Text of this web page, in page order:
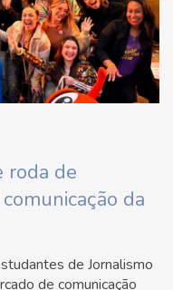
roda de
da
de Jornalismo
de comunicação